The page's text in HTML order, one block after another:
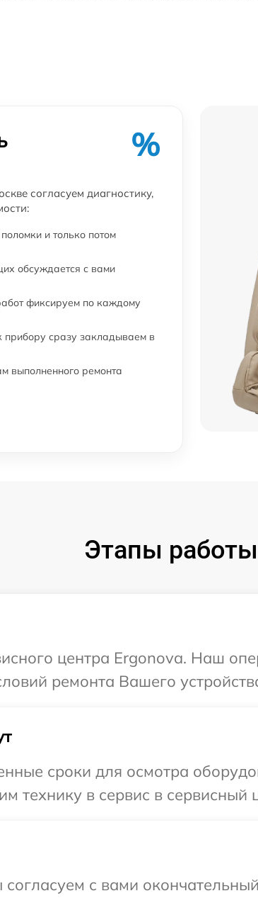
%
согласуем диагностику,
и только потом
обсуждается с вами
фиксируем по каждому
прибору сразу закладываем в
выполненного ремонта
Этапы работы
центра Ergonova. Наш
ремонта Вашего
сроки для осмотра
технику в сервис в сервисный
с вами